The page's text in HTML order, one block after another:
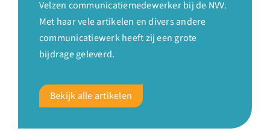
Velzen communicatiemedewerker bij de NVV.
Met haar vele artikelen en divers andere
communicatiewerk heeft zij een grote
bijdrage geleverd.
Bekijk alle artikelen